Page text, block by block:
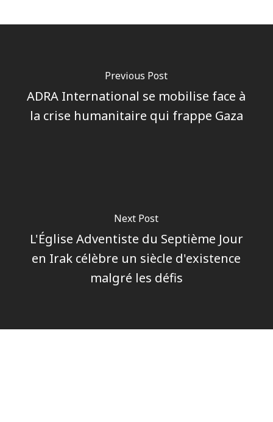
Previous Post
ADRA International se mobilise face à
la crise humanitaire qui frappe Gaza
Next Post
L'Église Adventiste du Septième Jour
en Irak célèbre un siècle d'existence
malgré les défis